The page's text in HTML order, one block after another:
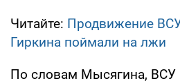
Читайте: Продвижение
Гиркина поймали на лжи
По словам Мысягина, ВСУ